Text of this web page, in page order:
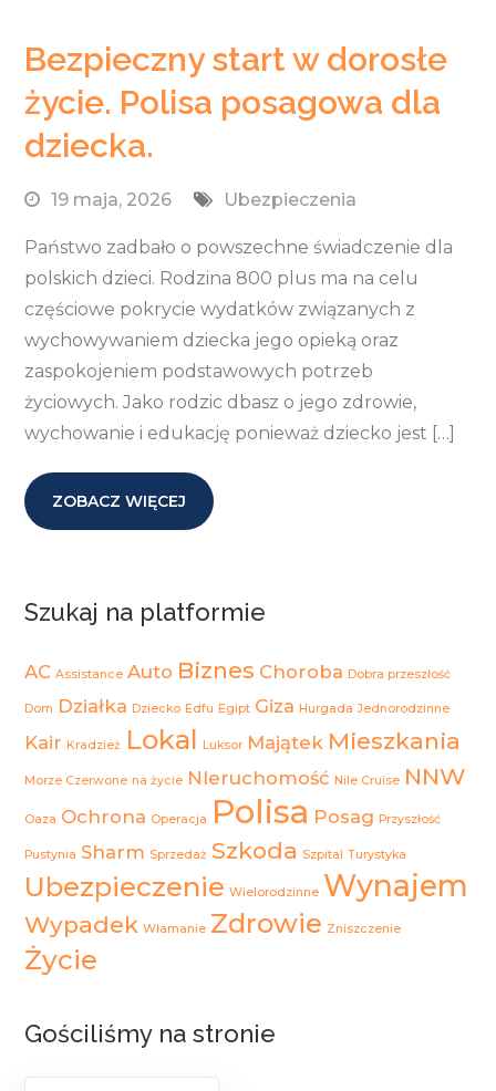
Bezpieczny start w dorosłe
życie. Polisa posagowa dla
dziecka.
19 maja, 2026 Ubezpieczenia
Państwo zadbało o powszechne świadczenie dla
polskich dzieci. Rodzina 800 plus ma na celu
częściowe pokrycie wydatków związanych z
wychowywaniem dziecka jego opieką oraz
zaspokojeniem podstawowych potrzeb
życiowych. Jako rodzic dbasz o jego zdrowie,
wychowanie i edukację ponieważ dziecko jest […]
ZOBACZ WIĘCEJ
Szukaj na platformie
AC Assistance Auto Biznes Choroba Dobra przeszłość
Dom Działka Dziecko Edfu Egipt Giza Hurgada Jednorodzinne
Kair Kradzież Lokal Luksor Majątek Mieszkania
Morze Czerwone na życie NIeruchomość Nile Cruise NNW
Oaza Ochrona Operacja Polisa Posag Przyszłość
Pustynia Sharm Sprzedaż Szkoda Szpital Turystyka
Ubezpieczenie Wielorodzinne Wynajem
Wypadek Włamanie Zdrowie Zniszczenie
Życie
Gościliśmy na stronie